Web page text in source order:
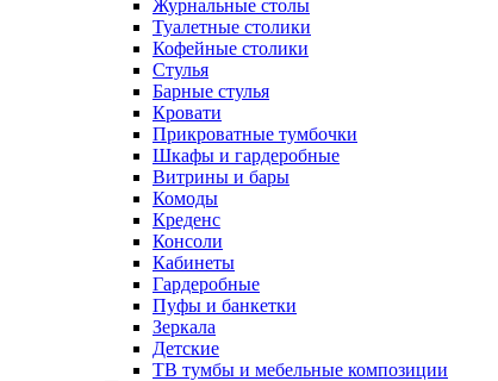
Журнальные столы
Туалетные столики
Кофейные столики
Стулья
Барные стулья
Кровати
Прикроватные тумбочки
Шкафы и гардеробные
Витрины и бары
Комоды
Креденс
Консоли
Кабинеты
Гардеробные
Пуфы и банкетки
Зеркала
Детские
ТВ тумбы и мебельные композиции